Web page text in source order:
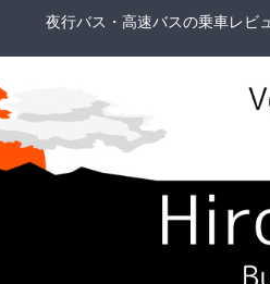
夜行バス・高速バスの乗車レビ